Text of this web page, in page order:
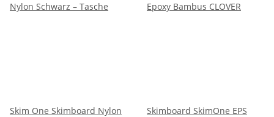
Skim One Skimboard Nylon
Skimboard SkimOne EPS